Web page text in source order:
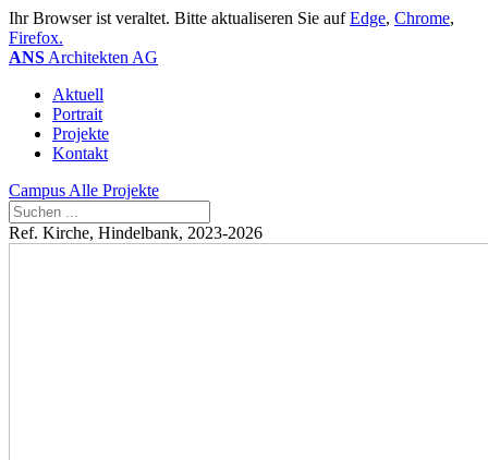
Ihr Browser ist veraltet. Bitte aktualiseren Sie aufEdge, Chrome,
Firefox.
ANS Architekten AG
Aktuell
Portrait
Projekte
Kontakt
Campus Alle Projekte
Ref. Kirche, Hindelbank, 2023-2026